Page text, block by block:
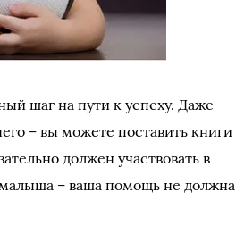
шаг на пути к успеху. Даже
– вы можете поставить книги
должен участвовать в
– ваша помощь не должна